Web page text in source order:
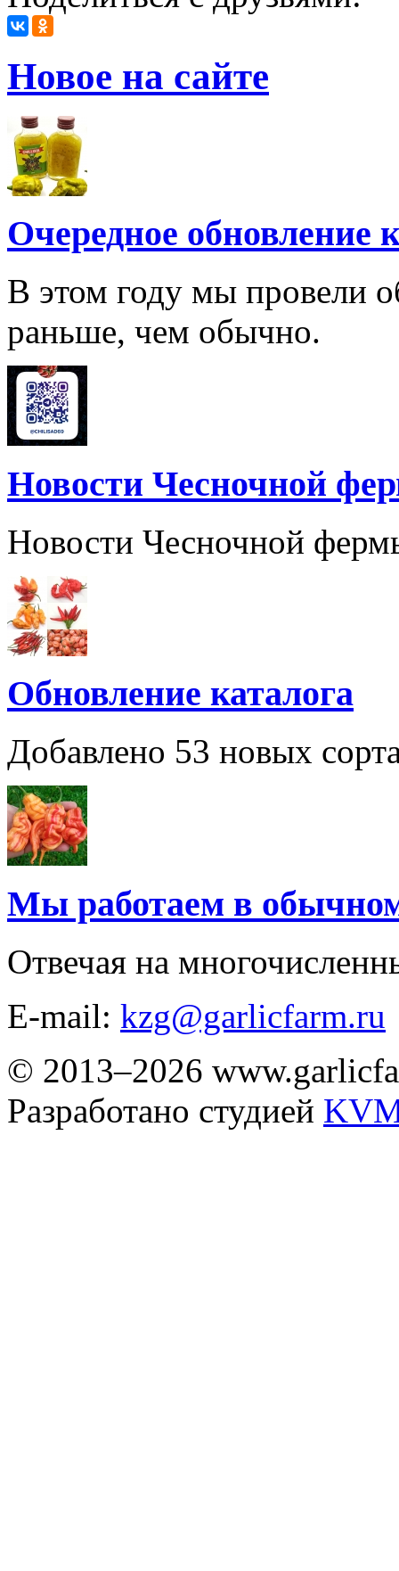
Новое на сайте
Очередное обновление
В этом году мы провели
раньше, чем обычно.
Новости Чесночной
Новости Чесночной
Обновление каталога
Добавлено 53 новых
Мы работаем в
Отвечая на
E-mail: kzg@garlicfarm.ru
© 2013–2026
Разработано студией